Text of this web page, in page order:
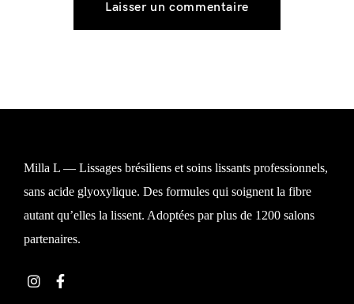
Milla L — Lissages brésiliens et soins lissants professionnels,
sans acide glyoxylique. Des formules qui soignent la fibre
autant qu’elles la lissent. Adoptées par plus de 1200 salons
partenaires.